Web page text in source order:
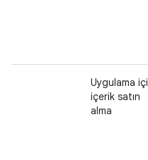
Uygulama içi
içerik satın
alma